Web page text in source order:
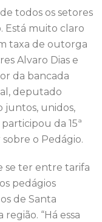
todos os setores
Está muito claro
taxa de outorga
Alvaro Dias e
da bancada
deputado
juntos, unidos,
da 15ª
o Pedágio.
se ter entre tarifa
pedágios
de Santa
“Há essa